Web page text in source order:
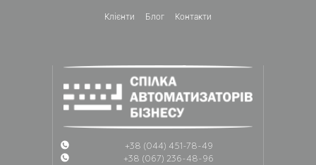
Клієнти Блог Контакти
+38 (044) 451-78-49
+38 (067) 236-48-96